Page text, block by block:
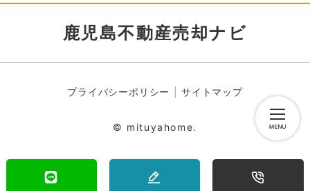
鹿児島不動産売却ナビ
プライバシーポリシー サイトマップ
© mituyahome.